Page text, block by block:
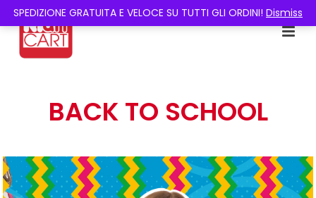
SPEDIZIONE GRATUITA E VELOCE SU TUTTI GLI ORDINI! Dismiss
BACK TO SCHOOL